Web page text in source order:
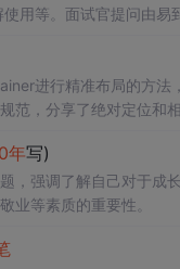
用等。面试官提问由
进行精准布局的方
范，分享了绝对定位和
年写)
，强调了解自己对于成
业等素质的重要性。